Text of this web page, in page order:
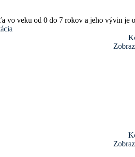
vo veku od 0 do 7 rokov a jeho vývin